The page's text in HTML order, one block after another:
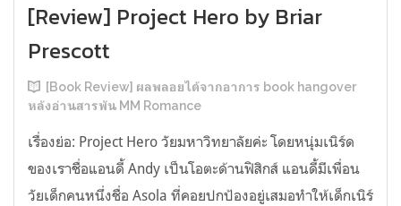
[Review] Project Hero by Briar
Prescott
[Book Review] ผลพลอยได้จากอาการ book hangover
หลังอ่านสารพัน MM Romance
เรื่องย่อ: Project Hero วัยมหาวิทยาลัยค่ะ โดยหนุ่มเนิร์ด
ของเราชื่อแอนดี้ Andy เป็นโอตะด้านฟิสิกส์ แอนดี้มีเพื่อน
วัยเด็กคนหนึ่งชื่อ Asola ที่คอยปกป้องอยู่เสมอทำให้เด็กเนิร์